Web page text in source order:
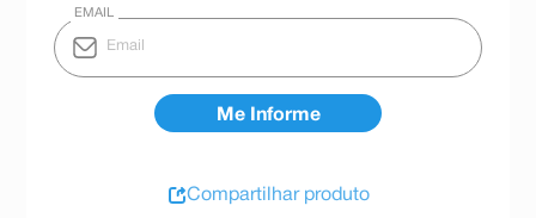
Compartilhar produto